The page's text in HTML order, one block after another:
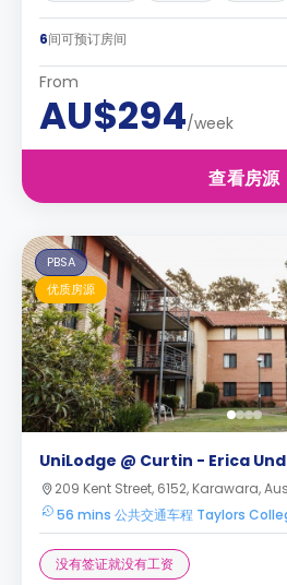
6间可预订房间
From
AU$294/week
查看房源
PBSA
优质房源
UniLodge @ Curtin - Erica
209 Kent Street, 6152, Karawara,
56 mins 公共交通车程 Taylors
没有签证就没有工资